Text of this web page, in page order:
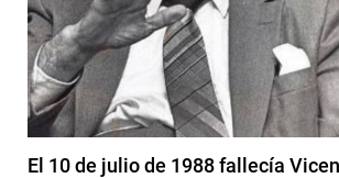
El 10 de julio de 1988 fallecía